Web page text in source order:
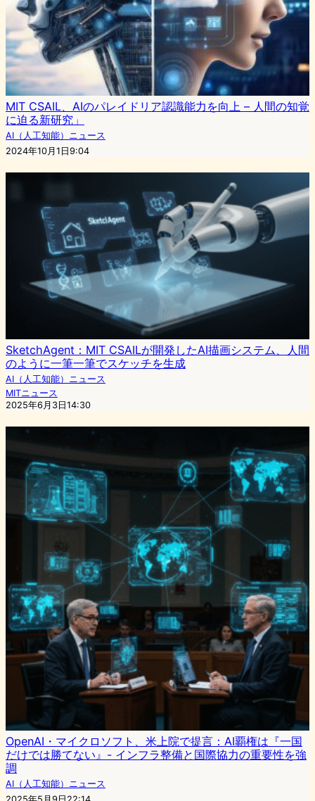
MIT CSAIL、AIのパレイドリア認識能力を向上 – 人間の知覚
に迫る新研究」
AI（人工知能）ニュース
2024年10月1日9:04
SketchAgent：MIT CSAILが開発したAI描画システム、人間
のように一筆一筆でスケッチを生成
AI（人工知能）ニュース
MITニュース
2025年6月3日14:30
OpenAI・マイクロソフト、米上院で提言：AI覇権は『一国
だけでは勝てない』- インフラ整備と国際協力の重要性を強
調
AI（人工知能）ニュース